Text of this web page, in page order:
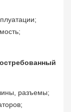
разъемы;